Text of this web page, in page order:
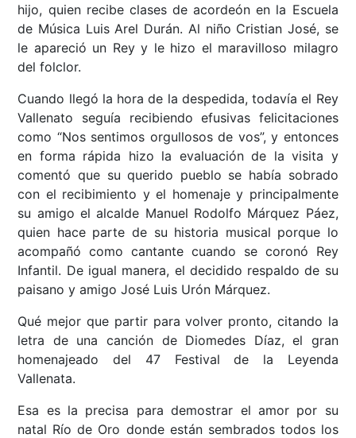
hijo, quien recibe clases de acordeón en la Escuela
de Música Luis Arel Durán. Al niño Cristian José, se
le apareció un Rey y le hizo el maravilloso milagro
del folclor.
Cuando llegó la hora de la despedida, todavía el Rey
Vallenato seguía recibiendo efusivas felicitaciones
como “Nos sentimos orgullosos de vos”, y entonces
en forma rápida hizo la evaluación de la visita y
comentó que su querido pueblo se había sobrado
con el recibimiento y el homenaje y principalmente
su amigo el alcalde Manuel Rodolfo Márquez Páez,
quien hace parte de su historia musical porque lo
acompañó como cantante cuando se coronó Rey
Infantil. De igual manera, el decidido respaldo de su
paisano y amigo José Luis Urón Márquez.
Qué mejor que partir para volver pronto, citando la
letra de una canción de Diomedes Díaz, el gran
homenajeado del 47 Festival de la Leyenda
Vallenata.
Esa es la precisa para demostrar el amor por su
natal Río de Oro donde están sembrados todos los